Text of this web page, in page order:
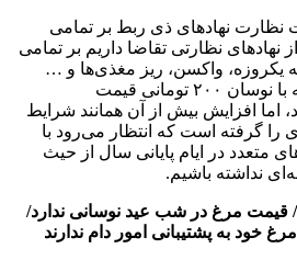
نظارت نهاد‌های ذی ربط بر تمامی
نظارتی تقاضا داریم بر تمامی
یکروزه، واکسن، ریز مغذی‌ها و …
نظارت داشته باشند چرا که با نوسان ۲۰۰ تومانی قیمت
اما افزایش بیش از آن همانند شرایط
گرفته است که انتظار می‌رود با
متعدد در ایام پایانی سال از حیث
نداشته باشیم.
قیمت مرغ در شب عید نوسانی ندارد/
خود به پشتیبانی امور دام ندارند